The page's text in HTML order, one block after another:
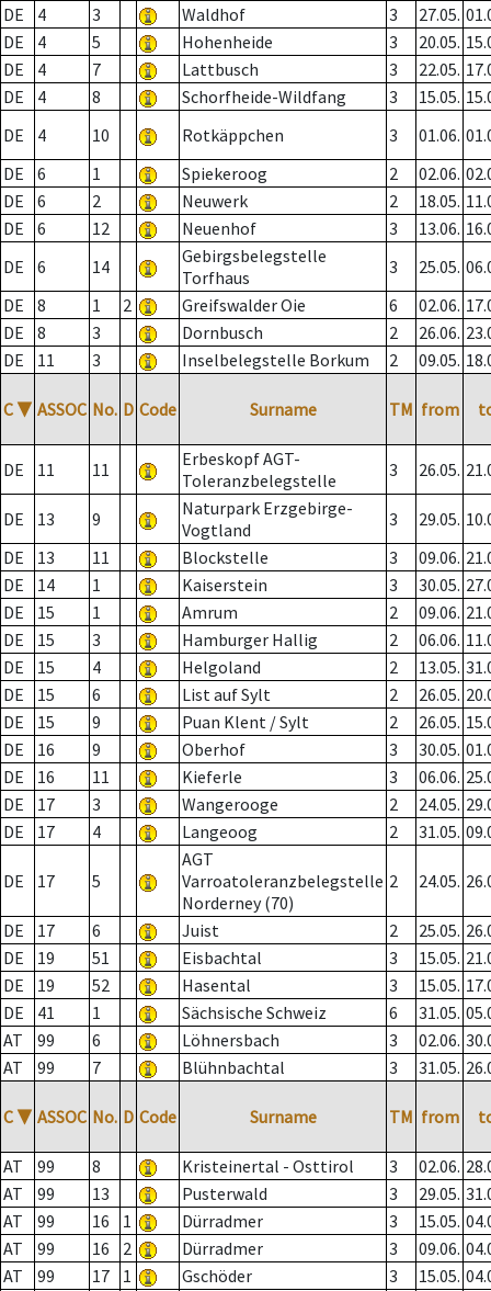
DE
4 3 Waldhof 3 27.05.
DE
4 5 Hohenheide 3 20.05.
DE
4 7 Lattbusch 3 22.05.
DE
4 8 Schorfheide-Wildfang 3 15.05.
DE
4 10 Rotkäppchen 3 01.06.
DE
6 1 Spiekeroog 2 02.06.
DE
6 2 Neuwerk 2 18.05.
DE
6 12 Neuenhof 3 13.06.
DE
6 14
Gebirgsbelegstelle
Torfhaus
3 25.05.
DE
8 1 2 Greifswalder Oie 6 02.06.
DE
8 3 Dornbusch 2 26.06.
DE
11 3 Inselbelegstelle Borkum 2 09.05.
C ▼ ASSOC No. D Code Surname TM from
DE 11 11
Erbeskopf AGT-
Toleranzbelegstelle
3 26.05.
DE 13 9
Naturpark Erzgebirge-
Vogtland
3 29.05.
DE
13 11 Blockstelle 3 09.06.
DE
14 1 Kaiserstein 3 30.05.
DE
15 1 Amrum 2 09.06.
DE
15 3 Hamburger Hallig 2 06.06.
DE
15 4 Helgoland 2 13.05.
DE
15 6 List auf Sylt 2 26.05.
DE
15 9 Puan Klent / Sylt 2 26.05.
DE
16 9 Oberhof 3 30.05.
DE
16 11 Kieferle 3 06.06.
DE
17 3 Wangerooge 2 24.05.
DE
17 4 Langeoog 2 31.05.
DE 17 5
AGT
Varroatoleranzbelegstelle
Norderney (70)
2 24.05.
DE 17 6 Juist 2 25.05.
DE
19 51 Eisbachtal 3 15.05.
DE
19 52 Hasental 3 15.05.
DE
41 1 Sächsische Schweiz 6 31.05.
AT
99 6 Löhnersbach 3 02.06.
AT
99 7 Blühnbachtal 3 31.05.
C ▼ ASSOC No. D Code Surname TM from
AT 99 8 Kristeinertal - Osttirol 3 02.06.
AT
99 13 Pusterwald 3 29.05.
AT
99 16 1 Dürradmer 3 15.05.
AT
99 16 2 Dürradmer 3 09.06.
AT
99 17 1 Gschöder 3 15.05.